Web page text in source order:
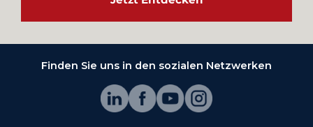
Finden Sie uns in den sozialen Netzwerken